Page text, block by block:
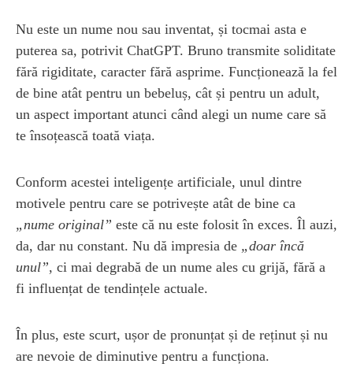
Nu este un nume nou sau inventat, și tocmai asta e
puterea sa, potrivit ChatGPT. Bruno transmite soliditate
fără rigiditate, caracter fără asprime. Funcționează la fel
de bine atât pentru un bebeluș, cât și pentru un adult,
un aspect important atunci când alegi un nume care să
te însoțească toată viața.
Conform acestei inteligențe artificiale, unul dintre
motivele pentru care se potrivește atât de bine ca
„nume original” este că nu este folosit în exces. Îl auzi,
da, dar nu constant. Nu dă impresia de „doar încă
unul”, ci mai degrabă de un nume ales cu grijă, fără a
fi influențat de tendințele actuale.
În plus, este scurt, ușor de pronunțat și de reținut și nu
are nevoie de diminutive pentru a funcționa.